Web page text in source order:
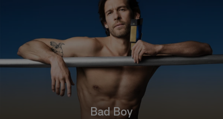
Bad Boy